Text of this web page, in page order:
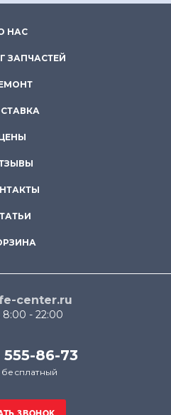
НАС
ЗАПЧАСТЕЙ
center.ru
8:00 - 22:00
86-73